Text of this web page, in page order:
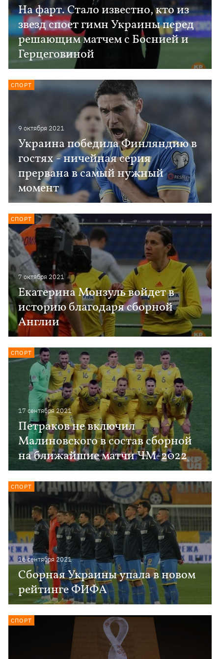
На фарт. Стало известно, кто из
звезд споет гимн Украины перед
решающим матчем с Боснией и
Герцеговиной
9 октября 2021
Украина победила Финляндию в
гостях - ничейная серия
прервана в самый нужный
момент
СПОРТ
7 октября 2021
Екатерина Монзуль войдет в
историю благодаря сборной
Англии
СПОРТ
17 сентября 2021
Петраков не включил
Малиновского в состав сборной
на ближайшие матчи ЧМ-2022
СПОРТ
16 сентября 2021
Сборная Украины упала в новом
рейтинге ФИФА
СПОРТ
СПОРТ